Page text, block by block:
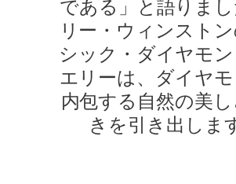
である」と語りま
リー・ウィンスト
シック・ダイヤモ
エリーは、ダイヤ
内包する自然の美
きを引き出しま